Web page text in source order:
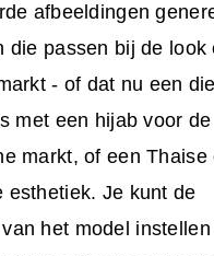
afbeeldingen
die passen bij de look
- of dat nu een
met een hijab voor de
markt, of een Thaise
esthetiek. Je kunt de
het model